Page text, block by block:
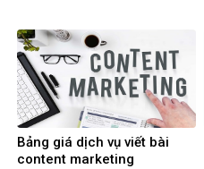
Bảng giá dịch vụ viết bài
content marketing